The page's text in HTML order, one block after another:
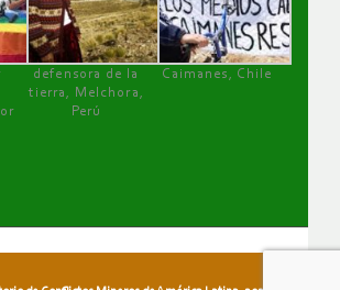
defensora de la
tierra, Melchora,
Perú
Caimanes, Chile